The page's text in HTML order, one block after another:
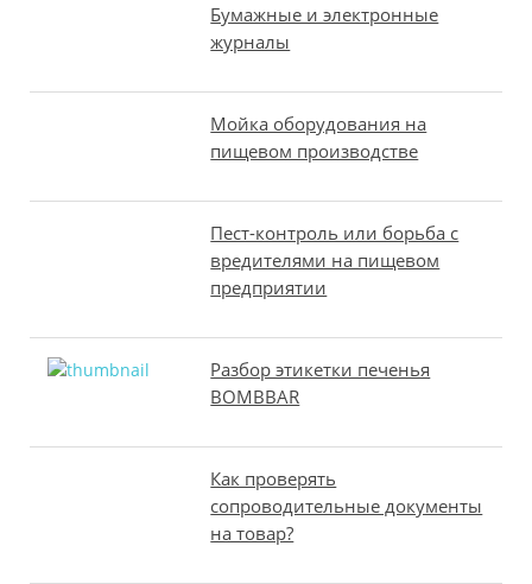
Бумажные и электронные
журналы
Мойка оборудования на
пищевом производстве
Пест-контроль или борьба с
вредителями на пищевом
предприятии
Разбор этикетки печенья
BOMBBAR
Как проверять
сопроводительные документы
на товар?